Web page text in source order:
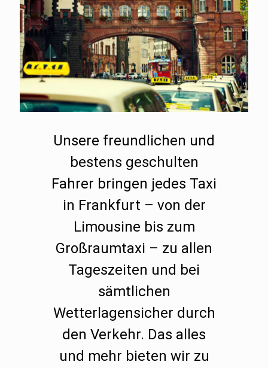
Unsere freundlichen und
bestens geschulten
Fahrer bringen jedes Taxi
in Frankfurt – von der
Limousine bis zum
Großraumtaxi – zu allen
Tageszeiten und bei
sämtlichen
Wetterlagensicher durch
den Verkehr. Das alles
und mehr bieten wir zu